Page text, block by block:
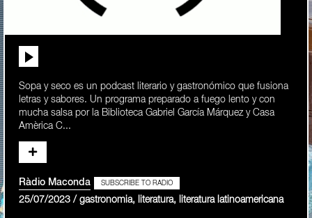
Sopa y seco es un podcast literario y gastronómico que fusiona
letras y sabores. Un programa preparado a fuego lento y con
mucha salsa por la Biblioteca Gabriel García Márquez y Casa
Amèrica C...
Ràdio Maconda SUBSCRIBE TO RADIO
25/07/2023 / gastronomia, literatura, literatura latinoamericana